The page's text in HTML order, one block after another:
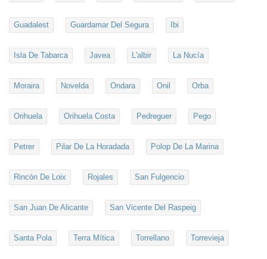
Guadalest Guardamar Del Segura Ibi
Isla De Tabarca Javea L'albir La Nucía
Moraira Novelda Ondara Onil Orba
Orihuela Orihuela Costa Pedreguer Pego
Petrer Pilar De La Horadada Polop De La Marina
Rincón De Loix Rojales San Fulgencio
San Juan De Alicante San Vicente Del Raspeig
Santa Pola Terra Mítica Torrellano Torrevieja